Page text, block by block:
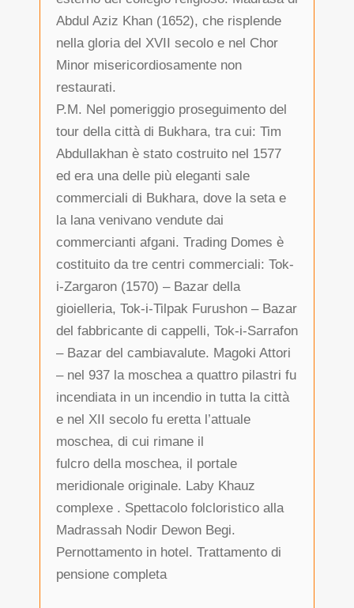
Abdul Aziz Khan (1652), che risplende
nella gloria del XVII secolo e nel Chor
Minor misericordiosamente non
restaurati.
P.M. Nel pomeriggio proseguimento del
tour della città di Bukhara, tra cui: Tim
Abdullakhan è stato costruito nel 1577
ed era una delle più eleganti sale
commerciali di Bukhara, dove la seta e
la lana venivano vendute dai
commercianti afgani. Trading Domes è
costituito da tre centri commerciali: Tok-
i-Zargaron (1570) – Bazar della
gioielleria, Tok-i-Tilpak Furushon – Bazar
del fabbricante di cappelli, Tok-i-Sarrafon
– Bazar del cambiavalute. Magoki Attori
– nel 937 la moschea a quattro pilastri fu
incendiata in un incendio in tutta la città
e nel XII secolo fu eretta l’attuale
moschea, di cui rimane il
fulcro della moschea, il portale
meridionale originale. Laby Khauz
complexe . Spettacolo folcloristico alla
Madrassah Nodir Dewon Begi.
Pernottamento in hotel. Trattamento di
pensione completa